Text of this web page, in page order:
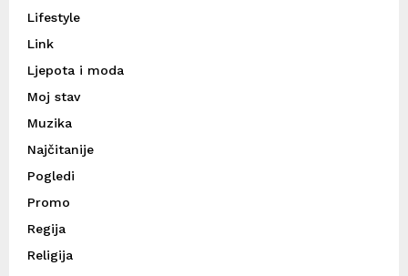
Lifestyle
Link
Ljepota i moda
Moj stav
Muzika
Najčitanije
Pogledi
Promo
Regija
Religija